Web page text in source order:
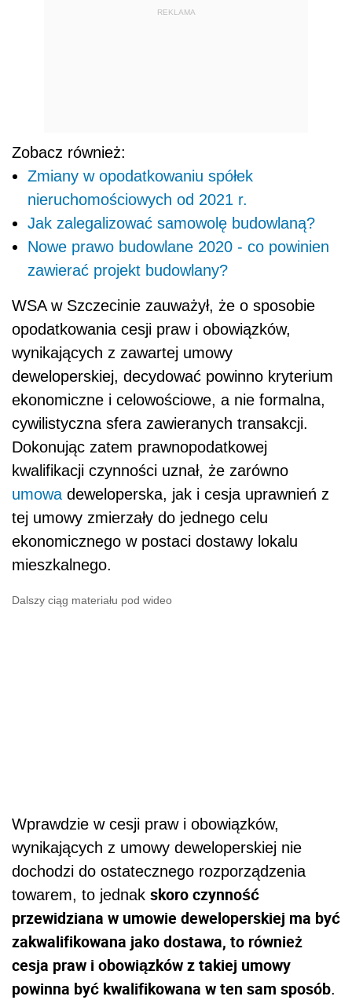
REKLAMA
Zobacz również:
Zmiany w opodatkowaniu spółek
nieruchomościowych od 2021 r.
Jak zalegalizować samowolę budowlaną?
Nowe prawo budowlane 2020 - co powinien
zawierać projekt budowlany?
WSA w Szczecinie zauważył, że o sposobie
opodatkowania cesji praw i obowiązków,
wynikających z zawartej umowy
deweloperskiej, decydować powinno kryterium
ekonomiczne i celowościowe, a nie formalna,
cywilistyczna sfera zawieranych transakcji.
Dokonując zatem prawnopodatkowej
kwalifikacji czynności uznał, że zarówno
umowa deweloperska, jak i cesja uprawnień z
tej umowy zmierzały do jednego celu
ekonomicznego w postaci dostawy lokalu
mieszkalnego.
Dalszy ciąg materiału pod wideo
Wprawdzie w cesji praw i obowiązków,
wynikających z umowy deweloperskiej nie
dochodzi do ostatecznego rozporządzenia
towarem, to jednak skoro czynność
przewidziana w umowie deweloperskiej ma być
zakwalifikowana jako dostawa, to również
cesja praw i obowiązków z takiej umowy
powinna być kwalifikowana w ten sam sposób.